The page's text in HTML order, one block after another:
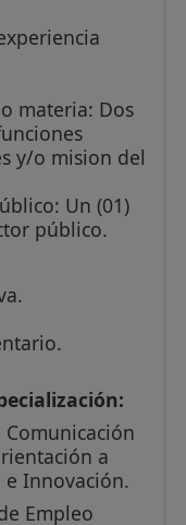
materia: Dos
y/o mision del
Un (01)
público.
Comunicación
a
e Innovación.
Empleo